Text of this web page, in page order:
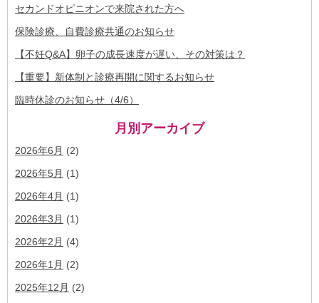
セカンドオピニオンで来院された方へ
保険診療、自費診療共通のお知らせ
【不妊Q&A】卵子の成長速度が遅い、その対策は？
【重要】新体制と診療再開に関するお知らせ
臨時休診のお知らせ（4/6）
月別アーカイブ
2026年6月 (2)
2026年5月 (1)
2026年4月 (1)
2026年3月 (1)
2026年2月 (4)
2026年1月 (2)
2025年12月 (2)